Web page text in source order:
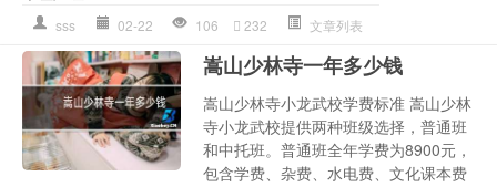
sss 02-22 106 232 文章列表
嵩山少林寺一年多少钱
嵩山少林寺小龙武校学费标准 嵩山少林
寺小龙武校提供两种班级选择，普通班
和中托班。普通班全年学费为8900元，
包含学费、杂费、水电费、文化课本费